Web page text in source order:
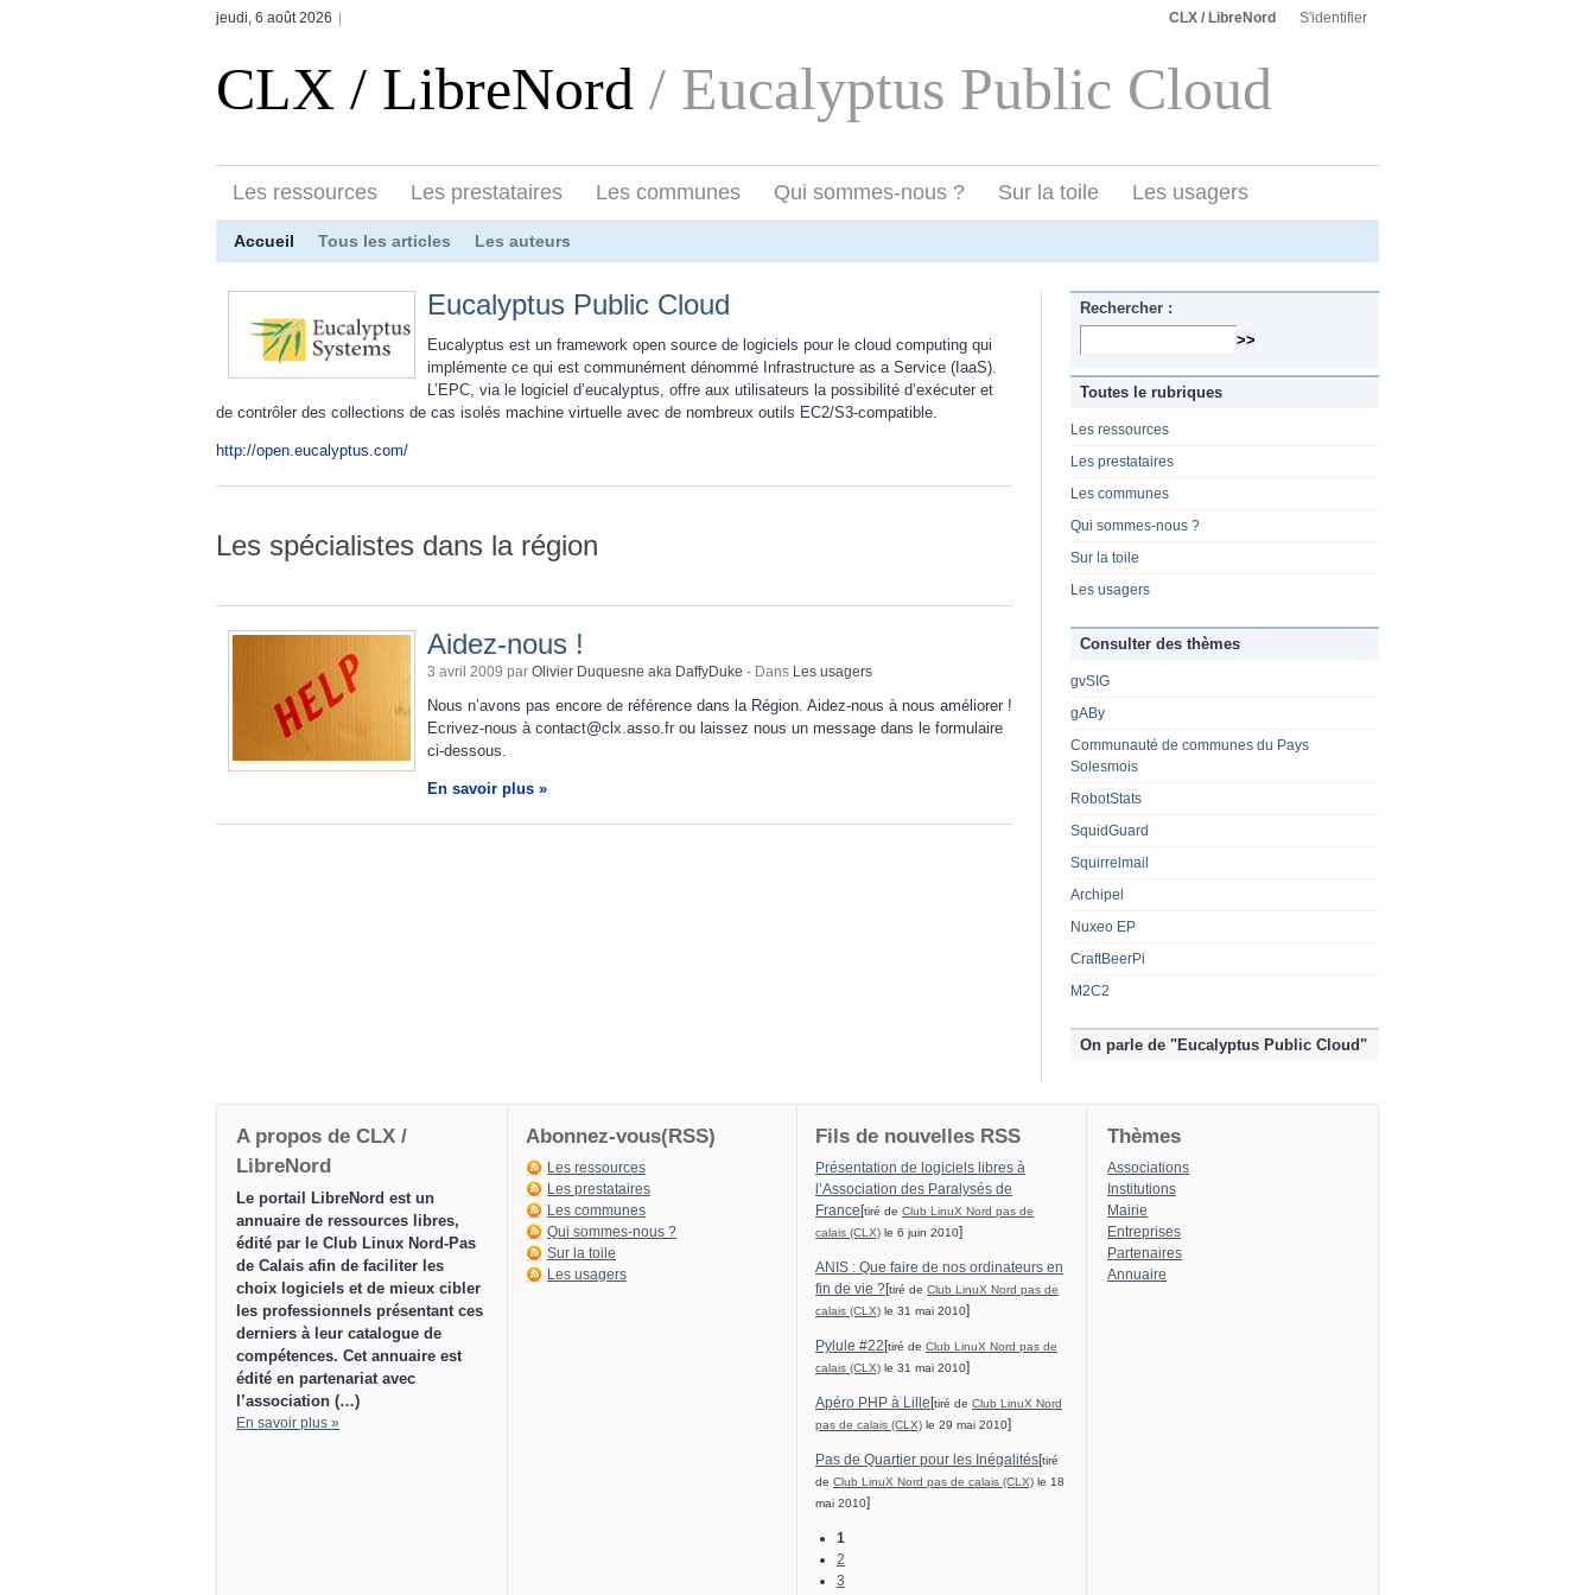
jeudi, 6 août 2026 CLX / LibreNord S'identifier
CLX / LibreNord / Eucalyptus Public Cloud
Les ressources Les prestataires Les communes Qui sommes-nous ? Sur la toile Les usagers
Accueil Tous les articles Les auteurs
Eucalyptus Public Cloud
Eucalyptus est un framework open source de logiciels pour le cloud computing qui
implémente ce qui est communément dénommé Infrastructure as a Service (IaaS).
L’EPC, via le logiciel d’eucalyptus, offre aux utilisateurs la possibilité d’exécuter et
de contrôler des collections de cas isolés machine virtuelle avec de nombreux outils EC2/S3-compatible.
http://open.eucalyptus.com/
Les spécialistes dans la région
Aidez-nous !
3 avril 2009 par Olivier Duquesne aka DaffyDuke - Dans Les usagers
Nous n’avons pas encore de référence dans la Région. Aidez-nous à nous améliorer !
Ecrivez-nous à contact@clx.asso.fr ou laissez nous un message dans le formulaire
ci-dessous.
En savoir plus »
Rechercher :
Toutes le rubriques
Les ressources
Les prestataires
Les communes
Qui sommes-nous ?
Sur la toile
Les usagers
Consulter des thèmes
gvSIG
gABy
Communauté de communes du Pays
Solesmois
RobotStats
SquidGuard
Squirrelmail
Archipel
Nuxeo EP
CraftBeerPi
M2C2
On parle de "Eucalyptus Public Cloud"
A propos de CLX /
LibreNord
Le portail LibreNord est un
annuaire de ressources libres,
édité par le Club Linux Nord-Pas
de Calais afin de faciliter les
choix logiciels et de mieux cibler
les professionnels présentant ces
derniers à leur catalogue de
compétences. Cet annuaire est
édité en partenariat avec
l’association (…)
En savoir plus »
Abonnez-vous(RSS)
Les ressources
Les prestataires
Les communes
Qui sommes-nous ?
Sur la toile
Les usagers
Fils de nouvelles RSS
Présentation de logiciels libres à
l’Association des Paralysés de
France [tiré de Club LinuX Nord pas de
calais (CLX) le 6 juin 2010]
ANIS : Que faire de nos ordinateurs en
fin de vie ?[tiré de Club LinuX Nord pas de
calais (CLX) le 31 mai 2010]
Pylule #22 [tiré de Club LinuX Nord pas de
calais (CLX) le 31 mai 2010]
Apéro PHP à Lille [tiré de Club LinuX Nord
pas de calais (CLX) le 29 mai 2010]
Pas de Quartier pour les Inégalités[tiré
de Club LinuX Nord pas de calais (CLX) le 18
mai 2010]
1
2
3
Thèmes
Associations
Institutions
Mairie
Entreprises
Partenaires
Annuaire